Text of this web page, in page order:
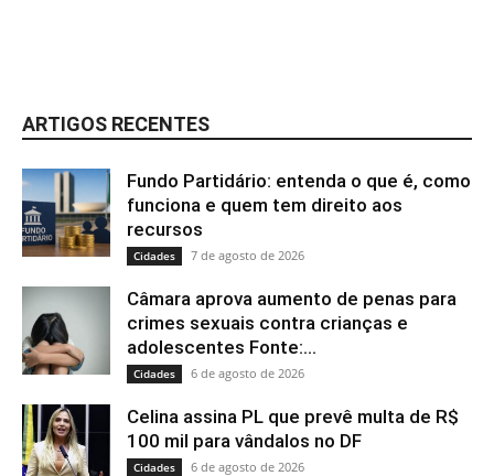
ARTIGOS RECENTES
Fundo Partidário: entenda o que é, como
funciona e quem tem direito aos
recursos
Cidades 7 de agosto de 2026
Câmara aprova aumento de penas para
crimes sexuais contra crianças e
adolescentes Fonte:...
Cidades 6 de agosto de 2026
Celina assina PL que prevê multa de R$
100 mil para vândalos no DF
Cidades 6 de agosto de 2026